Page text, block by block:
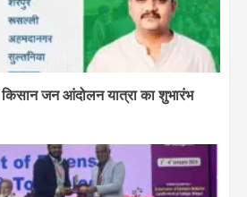
जन आंदोलन यात्रा का शुभारंभ